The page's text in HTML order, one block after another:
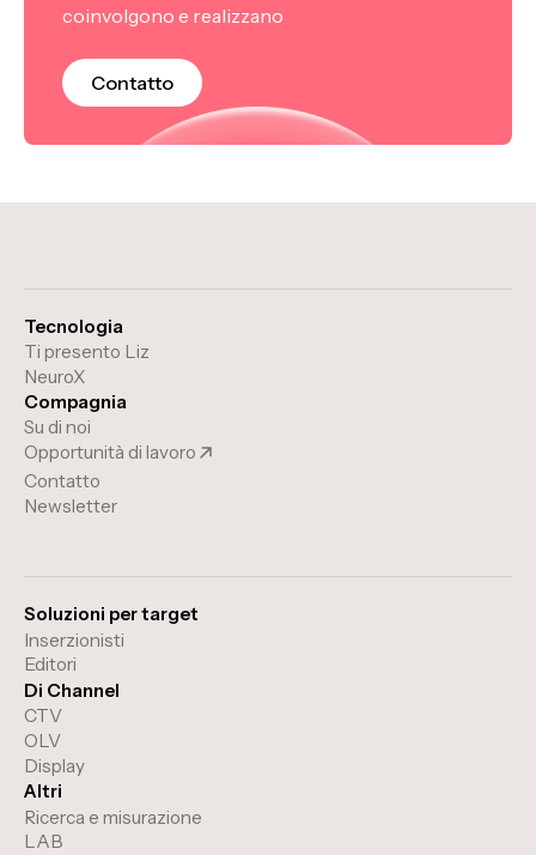
coinvolgono e realizzano
Contatto
Tecnologia
Ti presento Liz
NeuroX
Compagnia
Su di noi
Opportunità di lavoro
Contatto
Newsletter
Soluzioni per target
Inserzionisti
Editori
Di Channel
CTV
OLV
Display
Altri
Ricerca e misurazione
LAB